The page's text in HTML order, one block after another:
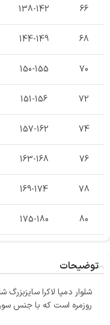
66
138-142
68
144-149
70
150-155
72
151-156
74
157-162
76
163-168
78
169-174
80
175-180
توضیحات
شلوار دمپا لاکرا
روزمره است که با جنس